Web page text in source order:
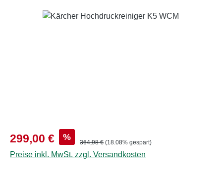
Verkaufspreis:
299,00 € % Regulärer Preis:
364,98 € (18.08% gespart)
Preise inkl. MwSt. zzgl. Versandkosten